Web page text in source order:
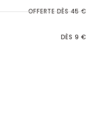
OFFERTE DÈS 45 €
DÈS 9 €